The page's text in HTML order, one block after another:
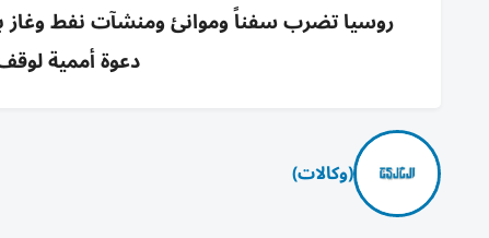
روسيا تضرب سفناً وموانئ ومنشآت نفط وغاز
دعوة أممية
(وكالات)